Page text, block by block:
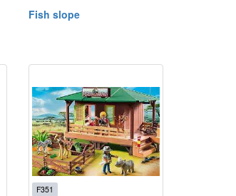
Fish slope
F351